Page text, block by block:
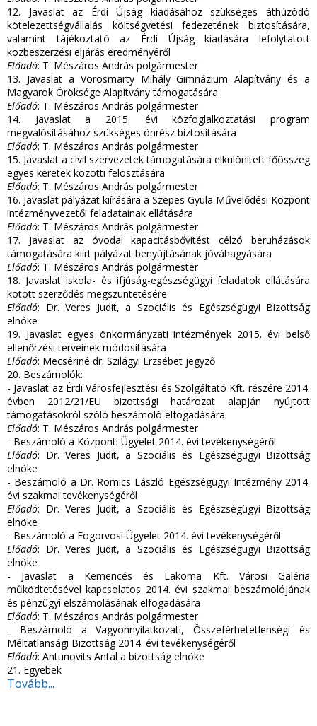
12. Javaslat az Érdi Újság kiadásához szükséges áthúzódó
kötelezettségvállalás költségvetési fedezetének biztosítására,
valamint tájékoztató az Érdi Újság kiadására lefolytatott
közbeszerzési eljárás eredményéről
Előadó: T. Mészáros András polgármester
13. Javaslat a Vörösmarty Mihály Gimnázium Alapítvány és a
Magyarok Öröksége Alapítvány támogatására
Előadó: T. Mészáros András polgármester
14. Javaslat a 2015. évi közfoglalkoztatási program
megvalósításához szükséges önrész biztosítására
Előadó: T. Mészáros András polgármester
15. Javaslat a civil szervezetek támogatására elkülönített főösszeg
egyes keretek közötti felosztására
Előadó: T. Mészáros András polgármester
16. Javaslat pályázat kiírására a Szepes Gyula Művelődési Központ
intézményvezetői feladatainak ellátására
Előadó: T. Mészáros András polgármester
17. Javaslat az óvodai kapacitásbővítést célzó beruházások
támogatására kiírt pályázat benyújtásának jóváhagyására
Előadó: T. Mészáros András polgármester
18. Javaslat iskola- és ifjúság-egészségügyi feladatok ellátására
kötött szerződés megszüntetésére
Előadó: Dr. Veres Judit, a Szociális és Egészségügyi Bizottság
elnöke
19. Javaslat egyes önkormányzati intézmények 2015. évi belső
ellenőrzési terveinek módosítására
Előadó: Mecsériné dr. Szilágyi Erzsébet jegyző
20. Beszámolók:
- Javaslat az Érdi Városfejlesztési és Szolgáltató Kft. részére 2014.
évben 2012/21/EU bizottsági határozat alapján nyújtott
támogatásokról szóló beszámoló elfogadására
Előadó: T. Mészáros András polgármester
- Beszámoló a Központi Ügyelet 2014. évi tevékenységéről
Előadó: Dr. Veres Judit, a Szociális és Egészségügyi Bizottság
elnöke
- Beszámoló a Dr. Romics László Egészségügyi Intézmény 2014.
évi szakmai tevékenységéről
Előadó: Dr. Veres Judit, a Szociális és Egészségügyi Bizottság
elnöke
- Beszámoló a Fogorvosi Ügyelet 2014. évi tevékenységéről
Előadó: Dr. Veres Judit, a Szociális és Egészségügyi Bizottság
elnöke
- Javaslat a Kemencés és Lakoma Kft. Városi Galéria
működtetésével kapcsolatos 2014. évi szakmai beszámolójának
és pénzügyi elszámolásának elfogadására
Előadó: T. Mészáros András polgármester
- Beszámoló a Vagyonnyilatkozati, Összeférhetetlenségi és
Méltatlansági Bizottság 2014. évi tevékenységéről
Előadó: Antunovits Antal a bizottság elnöke
21. Egyebek
Tovább...